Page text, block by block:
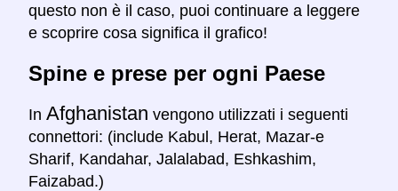
questo non è il caso, puoi continuare a leggere
e scoprire cosa significa il grafico!
Spine e prese per ogni Paese
In Afghanistan vengono utilizzati i seguenti
connettori: (include Kabul, Herat, Mazar-e
Sharif, Kandahar, Jalalabad, Eshkashim,
Faizabad.)